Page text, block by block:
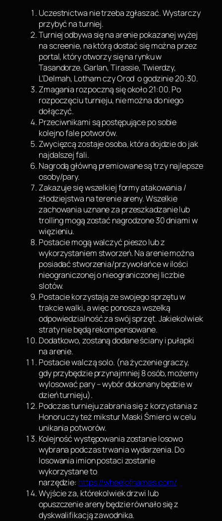
Uczestnictwa nie trzeba zgłaszać. Wystarczy
przybyć na turniej.
Turniej odbywa się na arenie pokazanej wyżej
na screenie, na którą dostać się można przez
portal, który otworzy się na rynku w
Tasandorze, Garlan, Tirassie, Twierdzy,
L’Delmah, Lotharn czy Orod o godzinie 20:30.
Zmagania rozpoczną się około 21:00. Po
rozpoczęciu turnieju, nie można do niego
dołączyć.
Przeciwnikami są postępujące po sobie
kolejno fale potworów.
Zwycięzcą zostaje osoba, która dojdzie do jak
najdalszej fali.
Nagrodą główną premiowane są trzy najlepsze
osoby/pary.
Zakazuje się wszelkiej formy atakowania /
złodziejstwa na terenie areny. Wszelkie
zachowania uznane za przeszkadzanie lub
trolling mogą zostać nagrodzone 30 dniami w
więzieniu.
Postacie mogą walczyć pieszo lub z
wykorzystaniem stworzeń. Na arenie można
posiadać stworzenia/przywołańce w ilości
nieograniczonej o nieograniczonej liczbie
slotów.
Postacie korzystają ze swojego sprzętu w
trakcie walki, a więc ponosza wszelką
odpowiedzialność za swój sprzęt. Jakiekolwiek
straty nie będą rekompensowane.
Dodatkowo, zostaną dodane ściany i pułapki
na arenie.
Postacie walczą solo. (na życzenie graczy,
gdy przybędzie przynajmniej 8 osób, możemy
wylosować pary – wybór dokonany będzie w
dzień turnieju).
Podczas turnieju zabrania się z korzystania z
Honoru czy też mikstur Maski Śmierci w celu
unikania potworów.
Kolejność występowania zostanie losowo
wybrana podczas trwania wydarzenia. Do
losowania imion postaci zostanie
wykorzystane to
narzędzie: https://wheelofnames.com/
Wyjście za, którekolwiek drzwi lub
opuszczenie areny będzie równało się z
dyskwalifikacją zawodnika.